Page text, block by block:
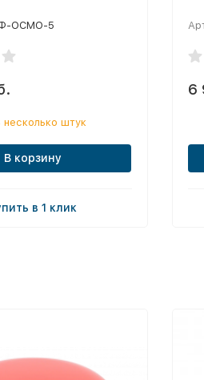
ОСМО-5
несколько штук
В корзину
в 1 клик
6